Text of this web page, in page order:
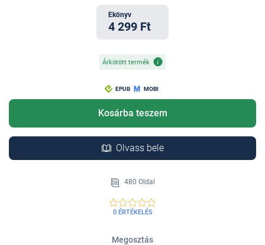
Ekönyv
4 299 Ft
Árkötött termék
EPUB MOBI
Kosárba teszem
Olvass bele
480 Oldal
0 ÉRTÉKELÉS
Megosztás